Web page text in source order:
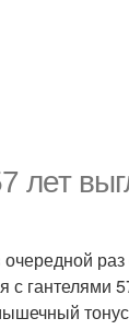
лет
гантелями